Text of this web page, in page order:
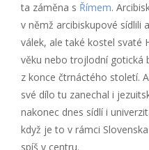
ta záměna s Římem.
v němž arcibiskupové sídlili
válek, ale také kostel svaté
věku nebo trojlodní gotická
z konce čtrnáctého století.
své dílo tu zanechal i
nakonec dnes sídlí i
když je to v rámci
spíš v centru.